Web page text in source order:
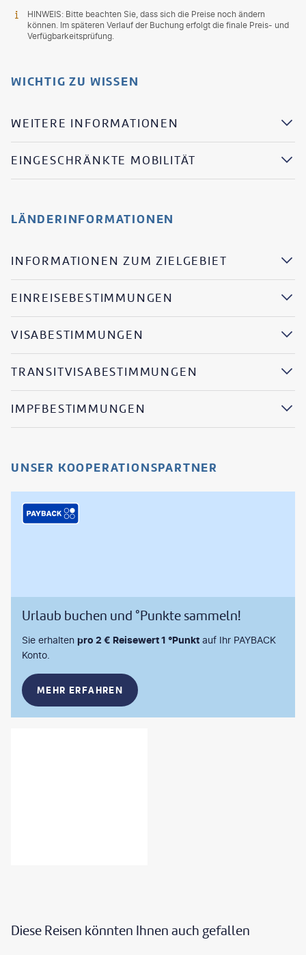
HINWEIS: Bitte beachten Sie, dass sich die Preise noch ändern
können. Im späteren Verlauf der Buchung erfolgt die finale Preis- und
Verfügbarkeitsprüfung.
WICHTIG ZU WISSEN
WEITERE INFORMATIONEN
EINGESCHRÄNKTE MOBILITÄT
LÄNDERINFORMATIONEN
INFORMATIONEN ZUM ZIELGEBIET
EINREISEBESTIMMUNGEN
VISABESTIMMUNGEN
TRANSITVISABESTIMMUNGEN
IMPFBESTIMMUNGEN
UNSER KOOPERATIONSPARTNER
Urlaub buchen und °Punkte sammeln!
Sie erhalten pro 2 € Reisewert 1 °Punkt auf Ihr PAYBACK
Konto.
MEHR ERFAHREN
Diese Reisen könnten Ihnen auch gefallen